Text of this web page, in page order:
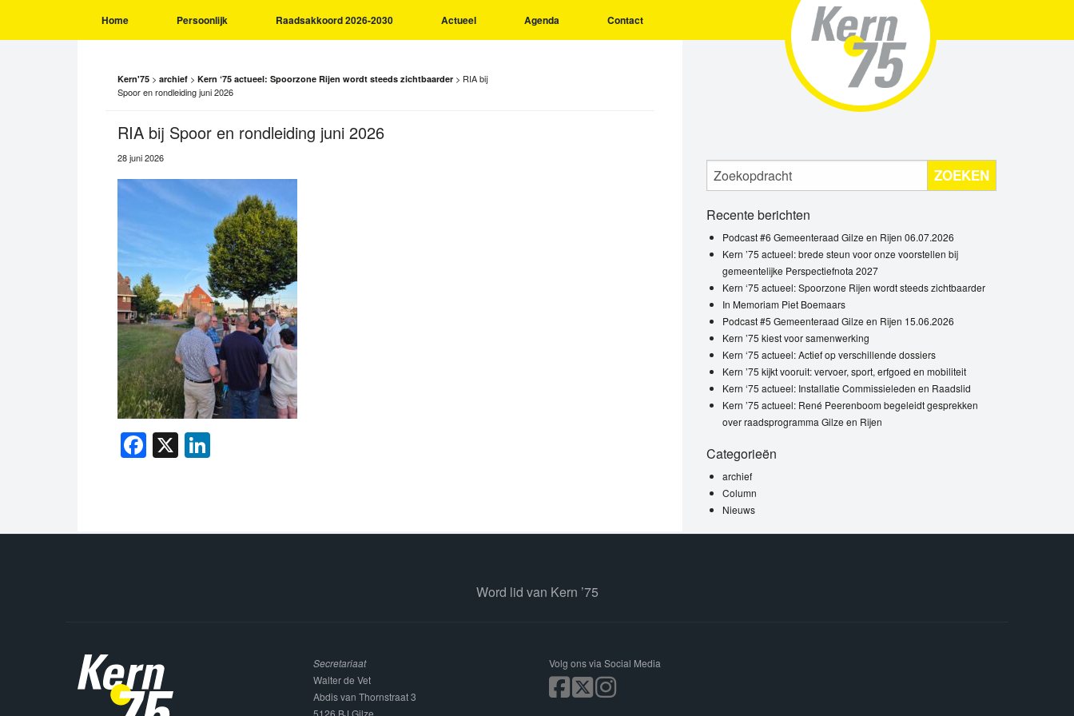
Home Persoonlijk Raadsakkoord 2026-2030 Actueel Agenda Contact
Kern'75 > archief > Kern ‘75 actueel: Spoorzone Rijen wordt steeds zichtbaarder > RIA bij
Spoor en rondleiding juni 2026
RIA bij Spoor en rondleiding juni 2026
28 juni 2026
Facebook
X
ZOEKEN
Recente berichten
Podcast #6 Gemeenteraad Gilze en Rijen 06.07.2026
Kern ’75 actueel: brede steun voor onze voorstellen bij
gemeentelijke Perspectiefnota 2027
Kern ‘75 actueel: Spoorzone Rijen wordt steeds zichtbaarder
In Memoriam Piet Boemaars
Podcast #5 Gemeenteraad Gilze en Rijen 15.06.2026
Kern ’75 kiest voor samenwerking
Kern ‘75 actueel: Actief op verschillende dossiers
Kern ’75 kijkt vooruit: vervoer, sport, erfgoed en mobiliteit
Kern ‘75 actueel: Installatie Commissieleden en Raadslid
Kern ’75 actueel: René Peerenboom begeleidt gesprekken
over raadsprogramma Gilze en Rijen
Categorieën
archief
Column
Nieuws
Word lid van Kern ’75
Secretariaat
Walter de Vet
Abdis van Thornstraat 3
5126 BJ Gilze
Volg ons via Social Media